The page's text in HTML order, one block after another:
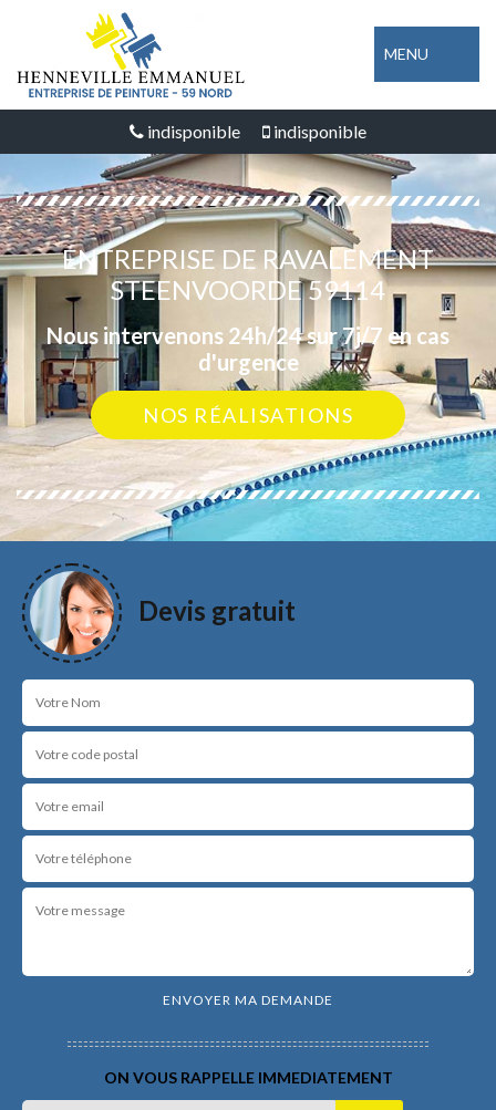
MENU
indisponible indisponible
ENTREPRISE DE RAVALEMENT
STEENVOORDE 59114
Nous intervenons 24h/24 sur 7j/7 en cas
d'urgence
NOS RÉALISATIONS
Devis gratuit
ON VOUS RAPPELLE IMMEDIATEMENT